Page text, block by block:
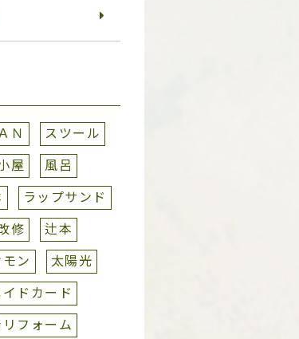
Ｎ
スツール
屋
風呂
ラップサンド
修
辻本
ン
太陽光
ドカード
フォーム